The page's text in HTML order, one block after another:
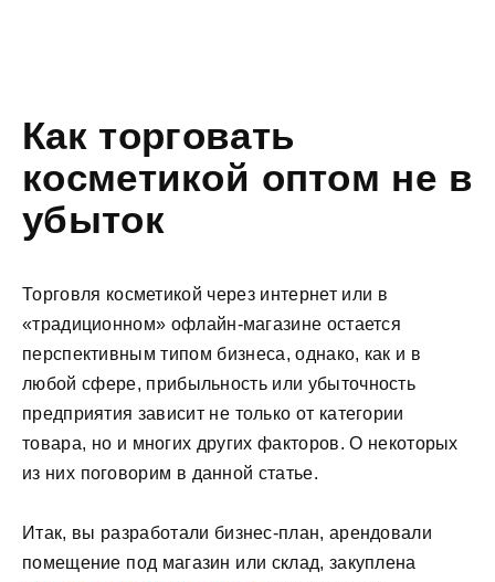
Как торговать
косметикой оптом не в
убыток
Торговля косметикой через интернет или в
«традиционном» офлайн-магазине остается
перспективным типом бизнеса, однако, как и в
любой сфере, прибыльность или убыточность
предприятия зависит не только от категории
товара, но и многих других факторов. О некоторых
из них поговорим в данной статье.
Итак, вы разработали бизнес-план, арендовали
помещение под магазин или склад, закуплена